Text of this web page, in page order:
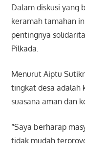
Dalam diskusi yang
keramah tamahan
pentingnya
Pilkada.
Menurut Aiptu
tingkat desa adalah
suasana aman dan
“Saya berharap
tidak mudah